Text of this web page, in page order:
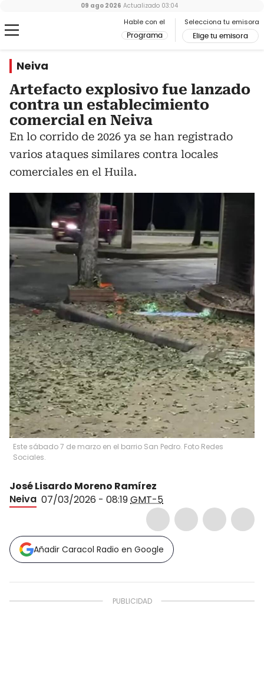
Hable con el
Programa
Selecciona tu emisora
Elige tu emisora
09 ago 2026 Actualizado 03:04
Neiva
Artefacto explosivo fue lanzado
contra un establecimiento
comercial en Neiva
En lo corrido de 2026 ya se han registrado
varios ataques similares contra locales
comerciales en el Huila.
Este sábado 7 de marzo en el barrio San Pedro. Foto Redes
Sociales.
José Lisardo Moreno Ramírez
Neiva 07/03/2026 - 08:19GMT-5
Añadir Caracol Radio en Google